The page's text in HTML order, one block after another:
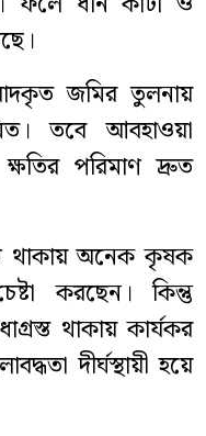
জমির তুলনায়
তবে আবহাওয়া
ক্ষতির পরিমাণ দ্রুত
থাকায় অনেক কৃষক
করছেন। কিন্তু
থাকায় কার্যকর
দীর্ঘস্থায়ী হয়ে